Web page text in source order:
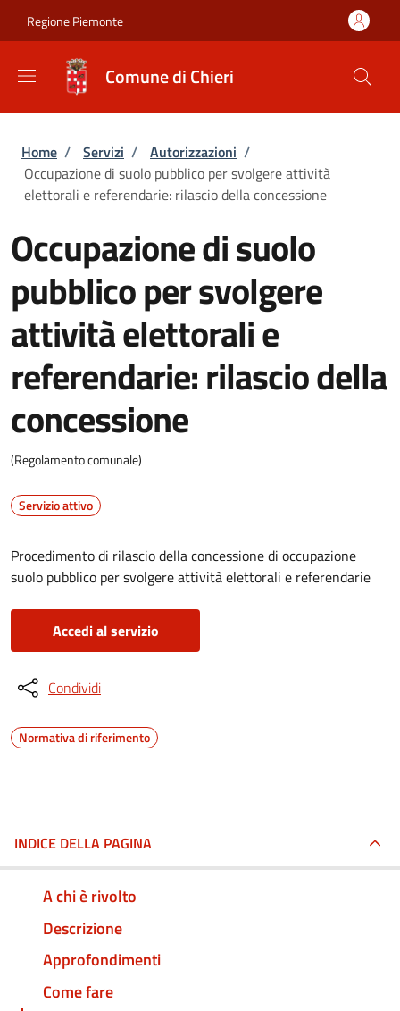
Regione Piemonte
Comune di Chieri
Briciole di pane
Home / Servizi / Autorizzazioni /
Occupazione di suolo pubblico per svolgere attività
elettorali e referendarie: rilascio della concessione
Occupazione di suolo
pubblico per svolgere
attività elettorali e
referendarie: rilascio della
concessione
(Regolamento comunale)
Servizio attivo
Procedimento di rilascio della concessione di occupazione
suolo pubblico per svolgere attività elettorali e referendarie
Accedi al servizio
Condividi
Normativa di riferimento
INDICE DELLA PAGINA
A chi è rivolto
Descrizione
Approfondimenti
Come fare